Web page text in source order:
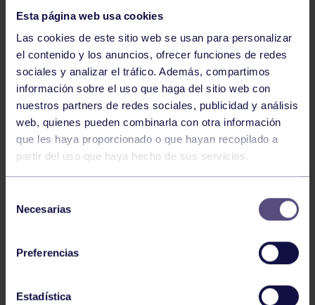
Esta página web usa cookies
Las cookies de este sitio web se usan para personalizar
el contenido y los anuncios, ofrecer funciones de redes
sociales y analizar el tráfico. Además, compartimos
información sobre el uso que haga del sitio web con
nuestros partners de redes sociales, publicidad y análisis
web, quienes pueden combinarla con otra información
que les haya proporcionado o que hayan recopilado a
partir del uso que haya hecho de sus servicios.
Necesarias
Preferencias
Estadística
AYUDAS A CLUBES ASTURIANOS PARA EL
DESPLAZAMIENTO DE DEPORTISTAS EN
COMPECICIONES DE JÓVENES PROMESAS
EN EL AMBITO ESTATAL QUE SE
DESARROLLEN FUERA DE LA COMUNIDAD
AUTÓNOMA DEL PRINCIPADO DE ASTURIAS
DE LA FEDERACIÓN DE PIRAGUISMO DEL
PRINCIPADO DE ASTURIAS
El Real Grupo de Cultura Covadonga (RGCC) se
una ayuda económica por parte de la Federación de
Piragüismo del Principado de Asturias (FPPA). Esta
nuestros jóvenes deportistas a competiciones
estatales fuera del Principado de Asturias, asciende a